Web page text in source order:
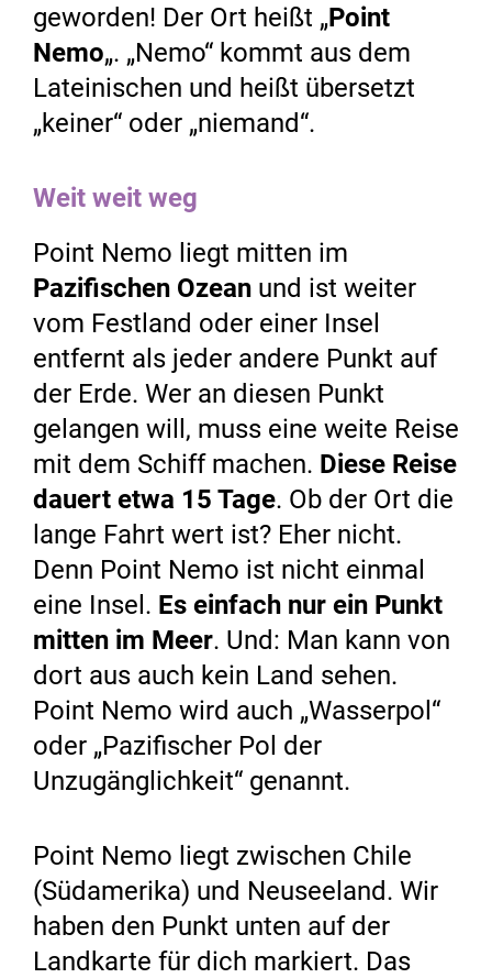
geworden! Der Ort heißt „Point
Nemo„. „Nemo“ kommt aus dem
Lateinischen und heißt übersetzt
„keiner“ oder „niemand“.
Weit weit weg
Point Nemo liegt mitten im
Pazifischen Ozean und ist weiter
vom Festland oder einer Insel
entfernt als jeder andere Punkt auf
der Erde. Wer an diesen Punkt
gelangen will, muss eine weite Reise
mit dem Schiff machen. Diese Reise
dauert etwa 15 Tage. Ob der Ort die
lange Fahrt wert ist? Eher nicht.
Denn Point Nemo ist nicht einmal
eine Insel. Es einfach nur ein Punkt
mitten im Meer. Und: Man kann von
dort aus auch kein Land sehen.
Point Nemo wird auch „Wasserpol“
oder „Pazifischer Pol der
Unzugänglichkeit“ genannt.
Point Nemo liegt zwischen Chile
(Südamerika) und Neuseeland. Wir
haben den Punkt unten auf der
Landkarte für dich markiert. Das